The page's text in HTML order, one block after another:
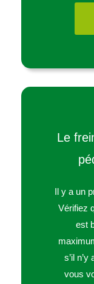
Le
Il y a un
Vérifiez
est
s’il
vous